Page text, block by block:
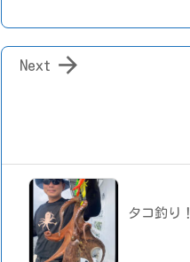

Next
タコ釣り！